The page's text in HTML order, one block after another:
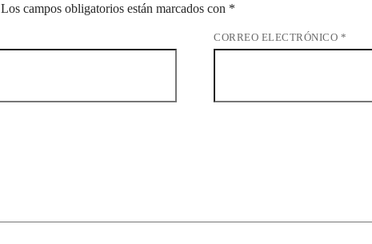
Los campos obligatorios están marcados con *
CORREO ELECTRÓNICO *